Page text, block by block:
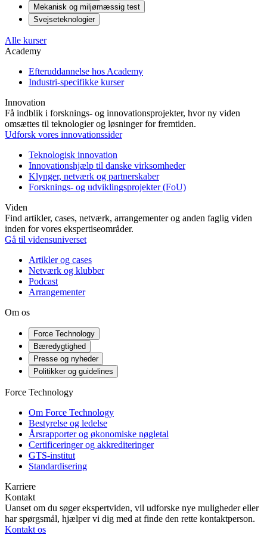
Mekanisk og miljømæssig test
Svejseteknologier
Alle kurser
Academy
Efteruddannelse hos Academy
Industri-specifikke kurser
Innovation
Få indblik i forsknings- og innovationsprojekter, hvor ny viden
omsættes til teknologier og løsninger for fremtiden.
Udforsk vores innovationssider
Teknologisk innovation
Innovationshjælp til danske virksomheder
Klynger, netværk og partnerskaber
Forsknings- og udviklingsprojekter (FoU)
Viden
Find artikler, cases, netværk, arrangementer og anden faglig viden
inden for vores ekspertiseområder.
Gå til vidensuniverset
Artikler og cases
Netværk og klubber
Podcast
Arrangementer
Om os
Force Technology
Bæredygtighed
Presse og nyheder
Politikker og guidelines
Force Technology
Om Force Technology
Bestyrelse og ledelse
Årsrapporter og økonomiske nøgletal
Certificeringer og akkrediteringer
GTS-institut
Standardisering
Karriere
Kontakt
Uanset om du søger ekspertviden, vil udforske nye muligheder eller
har spørgsmål, hjælper vi dig med at finde den rette kontaktperson.
Kontakt os